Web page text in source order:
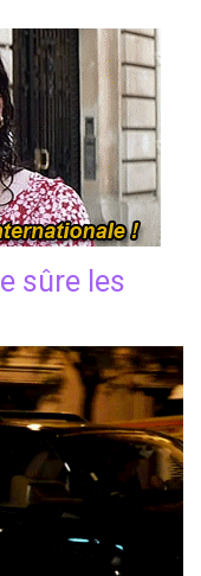
sûre les